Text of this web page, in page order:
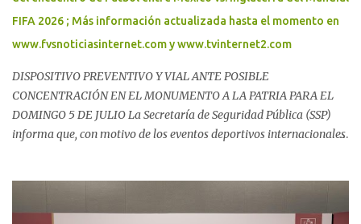
FIFA 2026 ; Más información actualizada hasta el momento en
www.fvsnoticiasinternet.com y www.tvinternet2.com
DISPOSITIVO PREVENTIVO Y VIAL ANTE POSIBLE
CONCENTRACIÓN EN EL MONUMENTO A LA PATRIA PARA EL
DOMINGO 5 DE JULIO La Secretaría de Seguridad Pública (SSP)
informa que, con motivo de los eventos deportivos internacionales
preventivo y vial en la zona del Monumento a la Patria. El objetivo
es ordenar la movilidad, proteger la integridad de las personas